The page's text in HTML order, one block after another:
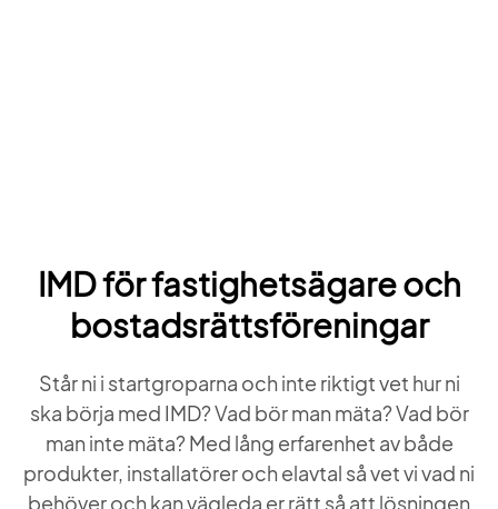
IMD för fastighetsägare och
bostadsrättsföreningar
Står ni i startgroparna och inte riktigt vet hur ni
ska börja med IMD? Vad bör man mäta? Vad bör
man inte mäta? Med lång erfarenhet av både
produkter, installatörer och elavtal så vet vi vad ni
behöver och kan vägleda er rätt så att lösningen